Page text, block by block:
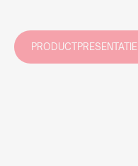
PRODUCTPRESENTATIE